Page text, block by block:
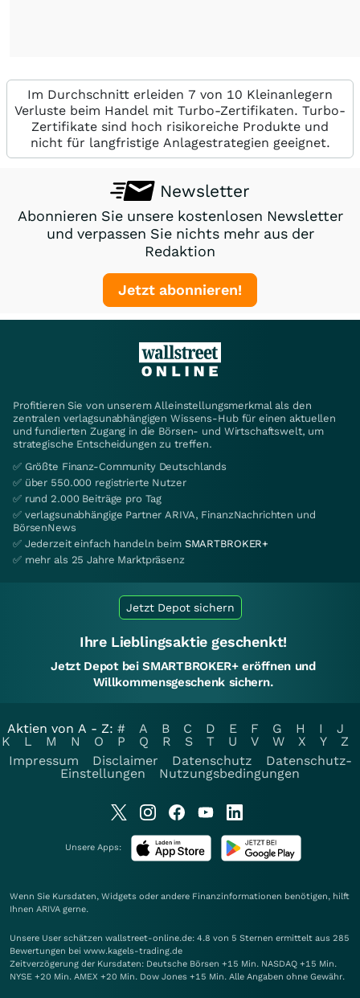
Im Durchschnitt erleiden 7 von 10 Kleinanlegern
Verluste beim Handel mit Turbo-Zertifikaten. Turbo-
Zertifikate sind hoch risikoreiche Produkte und
nicht für langfristige Anlagestrategien geeignet.
Newsletter
Abonnieren Sie unsere kostenlosen Newsletter
und verpassen Sie nichts mehr aus der
Redaktion
Jetzt abonnieren!
Profitieren Sie von unserem Alleinstellungsmerkmal als den
zentralen verlagsunabhängigen Wissens-Hub für einen aktuellen
und fundierten Zugang in die Börsen- und Wirtschaftswelt, um
strategische Entscheidungen zu treffen.
✅ Größte Finanz-Community Deutschlands
✅ über 550.000 registrierte Nutzer
✅ rund 2.000 Beiträge pro Tag
✅ verlagsunabhängige Partner ARIVA, FinanzNachrichten und
BörsenNews
✅ Jederzeit einfach handeln beim SMARTBROKER+
✅ mehr als 25 Jahre Marktpräsenz
Jetzt Depot sichern
Ihre Lieblingsaktie geschenkt!
Jetzt Depot bei SMARTBROKER+ eröffnen und
Willkommensgeschenk sichern.
Aktien von A - Z: # A B C D E F G H I
J
K
L M N O P Q R S T U V W X Y
Z
Impressum
Disclaimer Datenschutz
Datenschutz-
Einstellungen
Nutzungsbedingungen
Unsere Apps:
Wenn Sie Kursdaten, Widgets oder andere Finanzinformationen benötigen, hilft
Ihnen ARIVA gerne.
Unsere User schätzen wallstreet-online.de: 4.8 von 5 Sternen ermittelt aus 285
Bewertungen bei www.kagels-trading.de
Zeitverzögerung der Kursdaten: Deutsche Börsen +15 Min. NASDAQ +15 Min.
NYSE +20 Min. AMEX +20 Min. Dow Jones +15 Min. Alle Angaben ohne Gewähr.